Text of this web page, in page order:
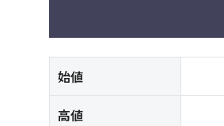
始値
高値